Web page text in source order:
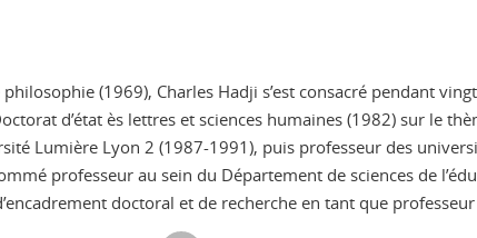
(1969), Charles Hadji s’est consacré pendant
d’état ès lettres et sciences humaines (1982) sur le
Lumière Lyon 2 (1987-1991), puis professeur des
professeur au sein du Département de sciences de
doctoral et de recherche en tant que